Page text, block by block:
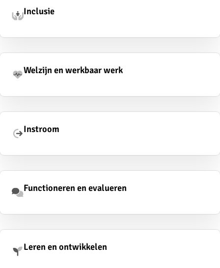
Inclusie
Welzijn en werkbaar werk
Instroom
Functioneren en evalueren
Leren en ontwikkelen